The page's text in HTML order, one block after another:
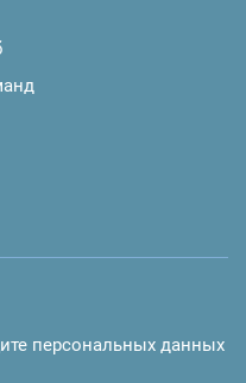
персональных данных